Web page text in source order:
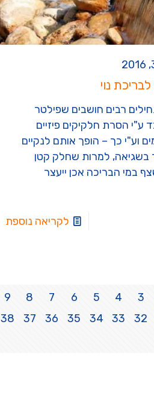
נוי
רבים חושבים שפילטר
ע"י הסרת חלקיקים פיזיים
וע"י כך – הופך אותם לנקיים
בשגיאה, למרות שחלק קטן
במי הבריכה אכן ייעצר
לקריאה נוספת
3
4
5
6
7
8
9
32
33
34
35
36
37
38